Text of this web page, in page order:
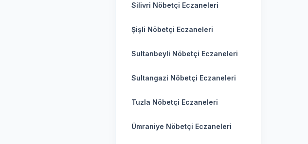
Silivri Nöbetçi Eczaneleri
Şişli Nöbetçi Eczaneleri
Sultanbeyli Nöbetçi Eczaneleri
Sultangazi Nöbetçi Eczaneleri
Tuzla Nöbetçi Eczaneleri
Ümraniye Nöbetçi Eczaneleri